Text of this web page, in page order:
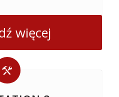
więcej